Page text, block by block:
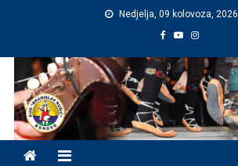
Nedjelja, 09 kolovoza, 2026